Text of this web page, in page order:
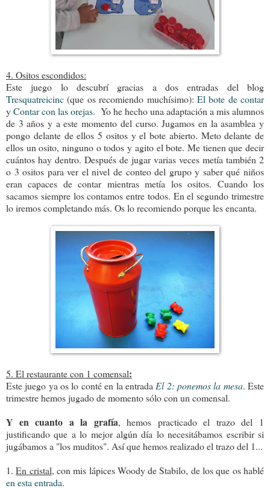
4. Ositos escondidos:
Este juego lo descubrí gracias a dos entradas del blog
Tresquatreicinc (que os recomiendo muchísimo): El bote de contar
yContar con las orejas. Yo he hecho una adaptación a mis alumnos
de 3 años y a este momento del curso. Jugamos en la asamblea y
pongo delante de ellos 5 ositos y el bote abierto. Meto delante de
ellos un osito, ninguno o todos y agito el bote. Me tienen que decir
cuántos hay dentro. Después de jugar varias veces metía también 2
o 3 ositos para ver el nivel de conteo del grupo y saber qué niños
eran capaces de contar mientras metía los ositos. Cuando los
sacamos siempre los contamos entre todos. En el segundo trimestre
lo iremos completando más. Os lo recomiendo porque les encanta.
5. El restaurante con 1 comensal:
Este juego ya os lo conté en la entrada El 2: ponemos la mesa. Este
trimestre hemos jugado de momento sólo con un comensal.
Y en cuanto a la grafía, hemos practicado el trazo del 1
justificando que a lo mejor algún día lo necesitábamos escribir si
jugábamos a "los muditos". Así que hemos realizado el trazo del 1...
1.En cristal, con mis lápices Woody de Stabilo, de los que os hablé
en esta entrada.